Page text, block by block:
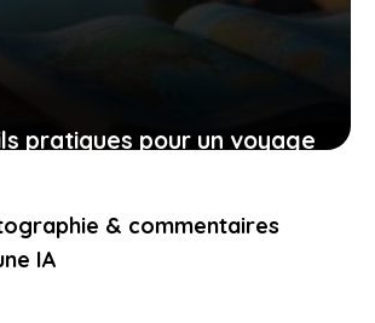
pratiques pour un voyage
& commentaires
IA